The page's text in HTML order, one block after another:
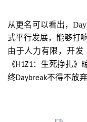
从更名可以看出，
式平行发展，能够打
由于人力有限，开发
《H1Z1：生死挣扎》
终Daybreak不得不放